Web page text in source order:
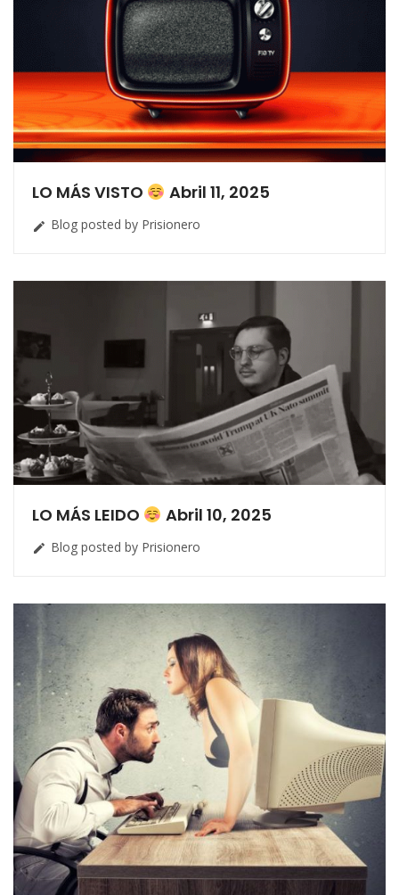
LO MÁS VISTO Abril 11, 2025
 Blog posted by Prisionero
LO MÁS LEIDO Abril 10, 2025
 Blog posted by Prisionero